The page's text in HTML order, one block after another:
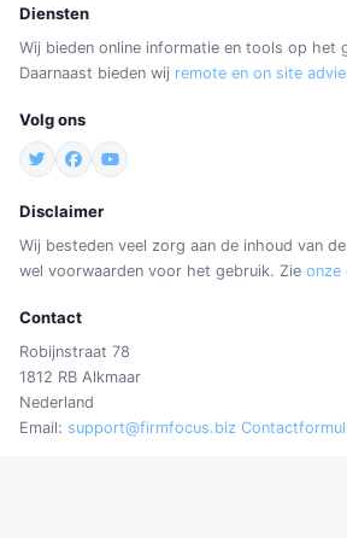
Diensten
Wij bieden online informatie en tools op het
Daarnaast bieden wij remote en on site
Volg ons
Disclaimer
Wij besteden veel zorg aan de inhoud van
wel voorwaarden voor het gebruik. Zie onze
Contact
Robijnstraat 78
1812 RB Alkmaar
Nederland
Email: support@firmfocus.biz